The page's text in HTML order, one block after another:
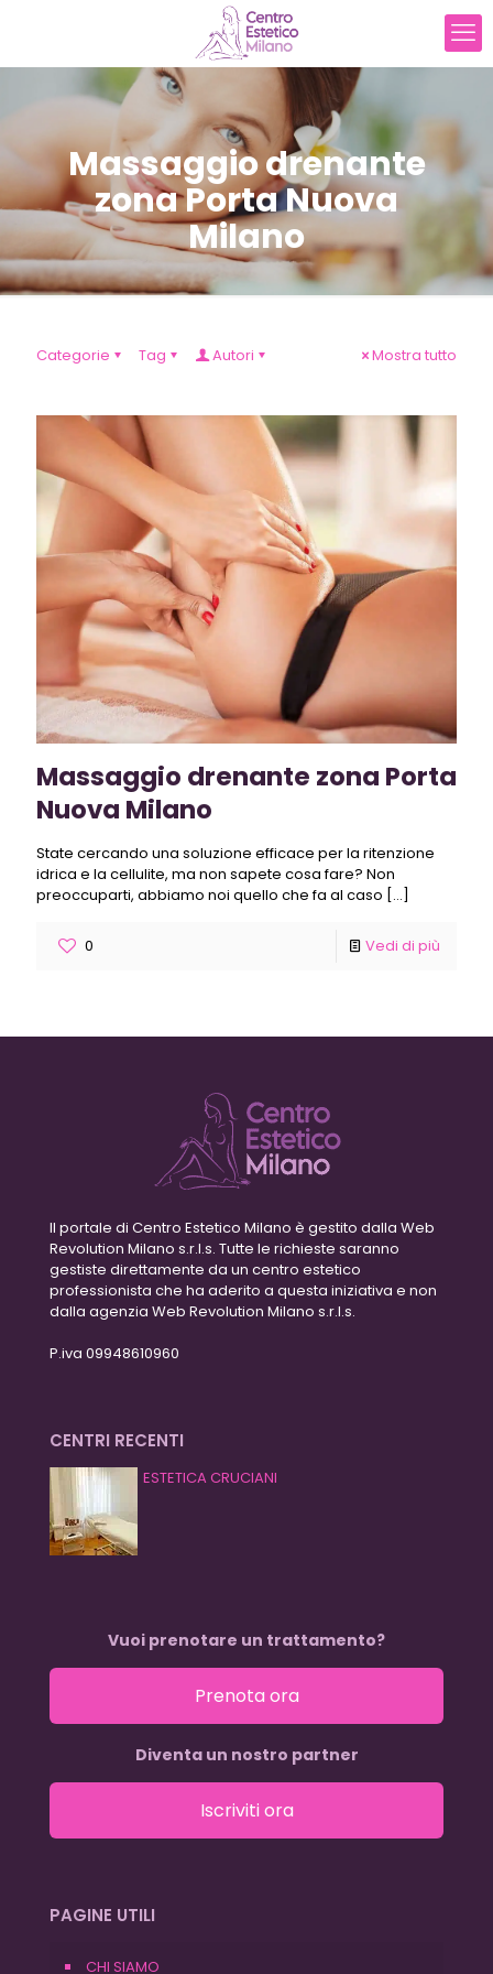
Massaggio drenante
zona Porta Nuova
Milano
Categorie Tag Autori Mostra tutto
Massaggio drenante zona Porta
Nuova Milano
State cercando una soluzione efficace per la ritenzione
idrica e la cellulite, ma non sapete cosa fare? Non
preoccuparti, abbiamo noi quello che fa al caso […]
0 Vedi di più
Il portale di Centro Estetico Milano è gestito dalla Web
Revolution Milano s.r.l.s. Tutte le richieste saranno
gestiste direttamente da un centro estetico
professionista che ha aderito a questa iniziativa e non
dalla agenzia Web Revolution Milano s.r.l.s.
P.iva 09948610960
CENTRI RECENTI
ESTETICA CRUCIANI
Vuoi prenotare un trattamento?
Prenota ora
Diventa un nostro partner
Iscriviti ora
PAGINE UTILI
CHI SIAMO